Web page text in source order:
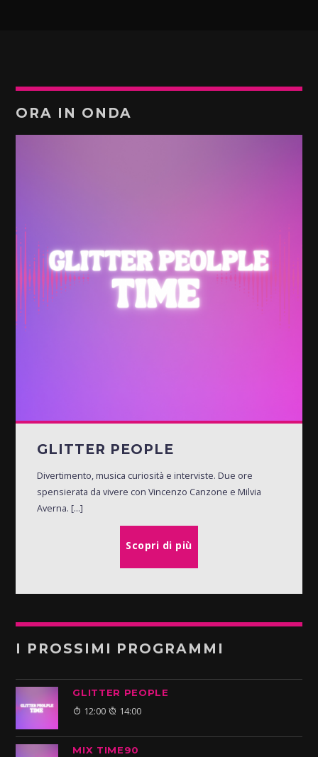
ORA IN ONDA
GLITTER PEOPLE
Divertimento, musica curiosità e interviste. Due ore
spensierata da vivere con Vincenzo Canzone e Milvia
Averna. [...]
Scopri di più
I PROSSIMI PROGRAMMI
GLITTER PEOPLE
12:00 14:00
MIX TIME90